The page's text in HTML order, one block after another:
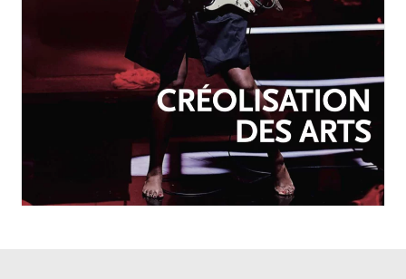
OCTOBRE-DÉCEMBRE 2025
Créolisation des arts